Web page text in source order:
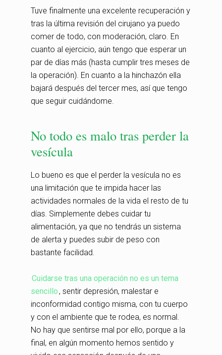
Tuve finalmente una excelente recuperación y
tras la última revisión del cirujano ya puedo
comer de todo, con moderación, claro. En
cuanto al ejercicio, aún tengo que esperar un
par de días más (hasta cumplir tres meses de
la operación). En cuanto a la hinchazón ella
bajará después del tercer mes, así que tengo
que seguir cuidándome.
No todo es malo tras perder la
vesícula
Lo bueno es que el perder la vesícula no es
una limitación que te impida hacer las
actividades normales de la vida el resto de tu
días. Simplemente debes cuidar tu
alimentación, ya que no tendrás un sistema
de alerta y puedes subir de peso con
bastante facilidad.
Cuidarse tras una operación no es un tema
sencillo , sentir depresión, malestar e
inconformidad contigo misma, con tu cuerpo
y con el ambiente que te rodea, es normal.
No hay que sentirse mal por ello, porque a la
final, en algún momento hemos sentido y